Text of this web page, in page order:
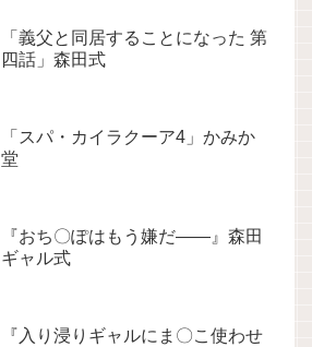
「義父と同居することになった 第
四話」森田式
「スパ・カイラクーア4」かみか
堂
『おち〇ぽはもう嫌だ――』森田
ギャル式
『入り浸りギャルにま〇こ使わせ